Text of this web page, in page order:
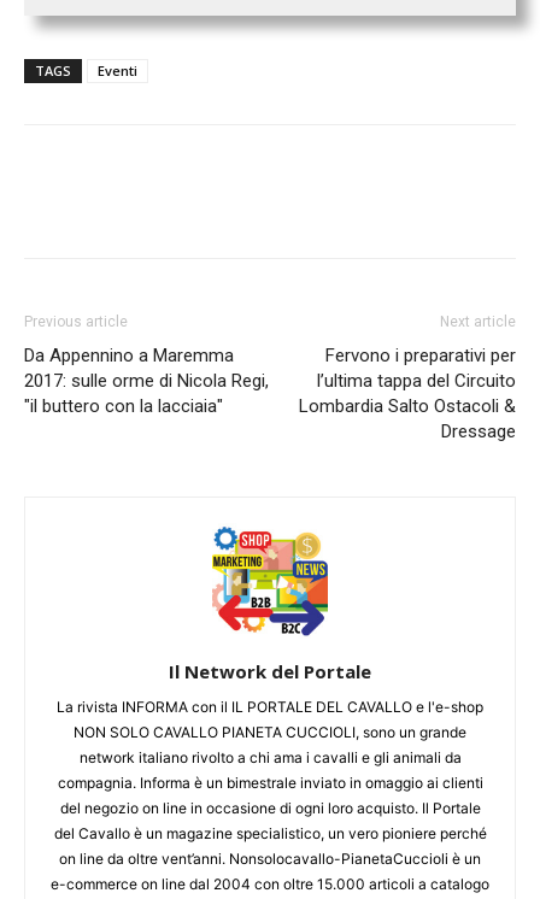
TAGS Eventi
Previous article
Da Appennino a Maremma
2017: sulle orme di Nicola Regi,
"il buttero con la lacciaia"
Next article
Fervono i preparativi per
l’ultima tappa del Circuito
Lombardia Salto Ostacoli &
Dressage
Il Network del Portale
La rivista INFORMA con il IL PORTALE DEL CAVALLO e l'e-shop
NON SOLO CAVALLO PIANETA CUCCIOLI, sono un grande
network italiano rivolto a chi ama i cavalli e gli animali da
compagnia. Informa è un bimestrale inviato in omaggio ai clienti
del negozio on line in occasione di ogni loro acquisto. Il Portale
del Cavallo è un magazine specialistico, un vero pioniere perché
on line da oltre vent’anni. Nonsolocavallo-PianetaCuccioli è un
e-commerce on line dal 2004 con oltre 15.000 articoli a catalogo